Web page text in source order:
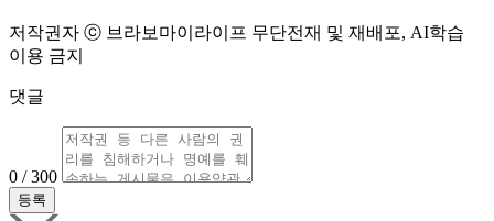
저작권자 ⓒ 브라보마이라이프 무단전재 및 재배포, AI학습
이용 금지
댓글
0 / 300